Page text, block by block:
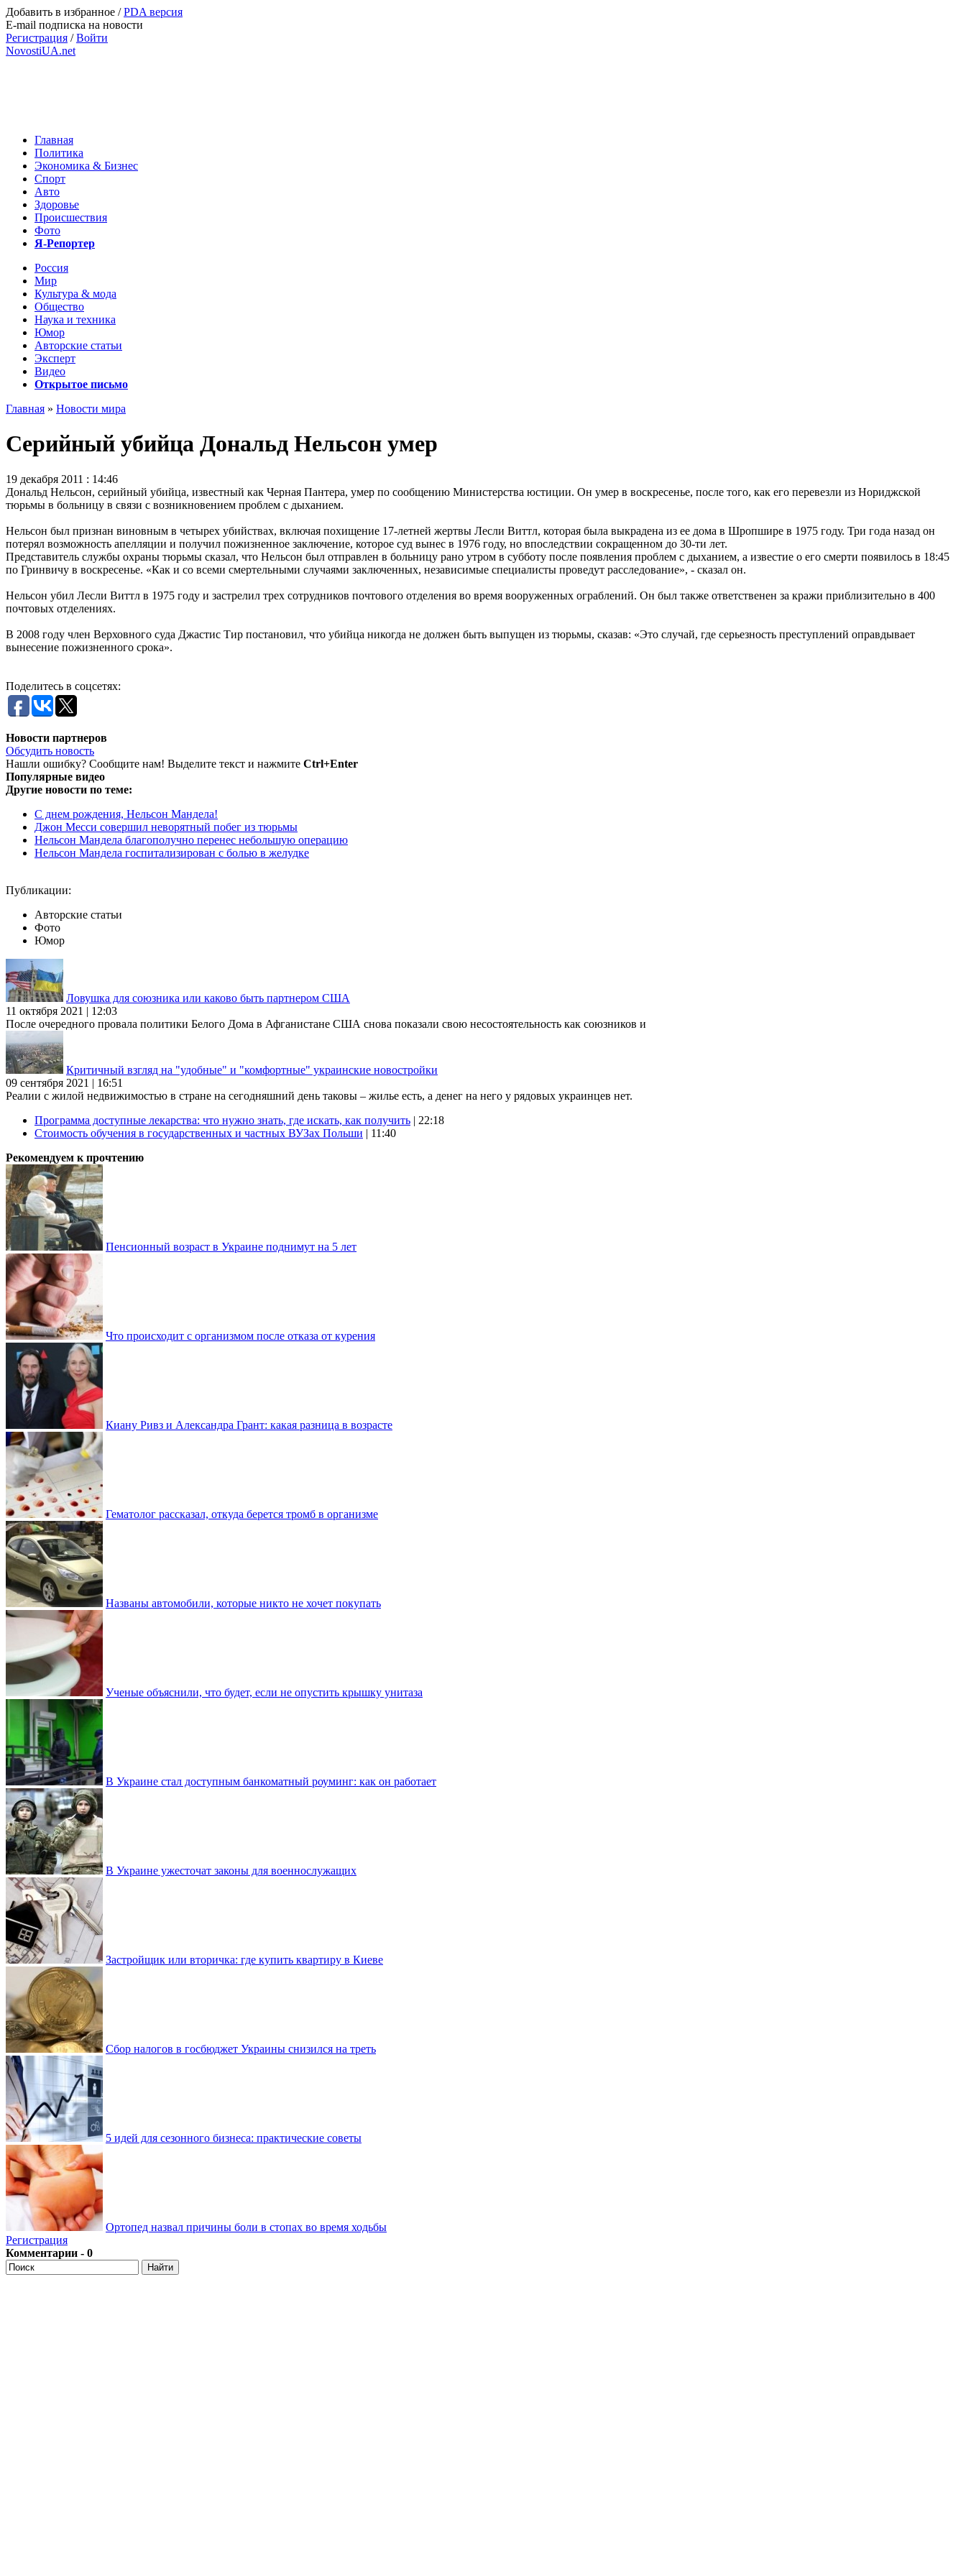
Добавить в избранное /PDA версия
E-mail подписка на новости
Регистрация /Войти
NovostiUA.net
Главная
Политика
Экономика & Бизнес
Спорт
Авто
Здоровье
Происшествия
Фото
Я-Репортер
Россия
Мир
Культура & мода
Общество
Наука и техника
Юмор
Авторские статьи
Эксперт
Видео
Открытое письмо
Главная » Новости мира
Серийный убийца Дональд Нельсон умер
19 декабря 2011 : 14:46
Дональд Нельсон, серийный убийца, известный как Черная Пантера, умер по сообщению Министерства юстиции. Он умер в воскресенье, после того, как его перевезли из Нориджской
тюрьмы в больницу в связи с возникновением проблем с дыханием.
Нельсон был признан виновным в четырех убийствах, включая похищение 17-летней жертвы Лесли Виттл, которая была выкрадена из ее дома в Шропшире в 1975 году. Три года назад он
потерял возможность апелляции и получил пожизненное заключение, которое суд вынес в 1976 году, но впоследствии сокращенном до 30-ти лет.
Представитель службы охраны тюрьмы сказал, что Нельсон был отправлен в больницу рано утром в субботу после появления проблем с дыханием, а известие о его смерти появилось в 18:45
по Гринвичу в воскресенье. «Как и со всеми смертельными случаями заключенных, независимые специалисты проведут расследование», - сказал он.
Нельсон убил Лесли Виттл в 1975 году и застрелил трех сотрудников почтового отделения во время вооруженных ограблений. Он был также ответственен за кражи приблизительно в 400
почтовых отделениях.
В 2008 году член Верховного суда Джастис Тир постановил, что убийца никогда не должен быть выпущен из тюрьмы, сказав: «Это случай, где серьезность преступлений оправдывает
вынесение пожизненного срока».
Поделитесь в соцсетях:
Новости партнеров
Обсудить новость
Нашли ошибку? Сообщите нам! Выделите текст и нажмите Ctrl+Enter
Популярные видео
Другие новости по теме:
С днем рождения, Нельсон Мандела!
Джон Месси совершил неворятный побег из тюрьмы
Нельсон Мандела благополучно перенес небольшую операцию
Нельсон Мандела госпитализирован с болью в желудке
Публикации:
Авторские статьи
Фото
Юмор
Ловушка для союзника или каково быть партнером США
11 октября 2021 | 12:03
После очередного провала политики Белого Дома в Афганистане США снова показали свою несостоятельность как союзников и
Критичный взгляд на "удобные" и "комфортные" украинские новостройки
09 сентября 2021 | 16:51
Реалии с жилой недвижимостью в стране на сегодняшний день таковы – жилье есть, а денег на него у рядовых украинцев нет.
Программа доступные лекарства: что нужно знать, где искать, как получить | 22:18
Стоимость обучения в государственных и частных ВУЗах Польши | 11:40
Рекомендуем к прочтению
Пенсионный возраст в Украине поднимут на 5 лет
Что происходит с организмом после отказа от курения
Киану Ривз и Александра Грант: какая разница в возрасте
Гематолог рассказал, откуда берется тромб в организме
Названы автомобили, которые никто не хочет покупать
Ученые объяснили, что будет, если не опустить крышку унитаза
В Украине стал доступным банкоматный роуминг: как он работает
В Украине ужесточат законы для военнослужащих
Застройщик или вторичка: где купить квартиру в Киеве
Сбор налогов в госбюджет Украины снизился на треть
5 идей для сезонного бизнеса: практические советы
Ортопед назвал причины боли в стопах во время ходьбы
Регистрация
Комментарии - 0